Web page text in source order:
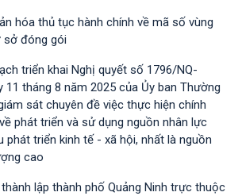
hóa thủ tục hành chính về mã số vùng
sở đóng gói
triển khai Nghị quyết số 1796/NQ-
11 tháng 8 năm 2025 của Ủy ban Thường
sát chuyên đề việc thực hiện chính
phát triển và sử dụng nguồn nhân lực
phát triển kinh tế - xã hội, nhất là nguồn
cao
lập thành phố Quảng Ninh trực thuộc